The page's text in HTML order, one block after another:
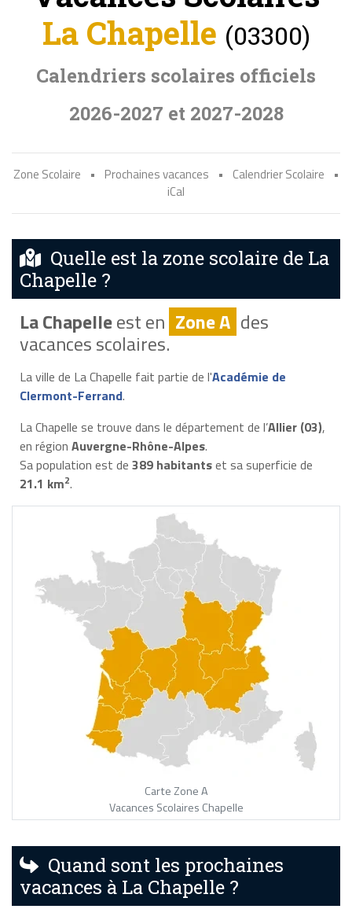
La Chapelle (03300)
Calendriers scolaires officiels
2026-2027 et 2027-2028
Zone Scolaire • Prochaines vacances • Calendrier Scolaire
•
iCal
Quelle est la zone scolaire de La
Chapelle ?
La Chapelleest en Zone A des
vacances scolaires.
La ville de La Chapelle fait partie de l'Académie de
Clermont-Ferrand.
La Chapelle se trouve dans le département de l’Allier (03),
en région Auvergne-Rhône-Alpes.
Sa population est de 389 habitantset sa superficie de
21.1 km2.
Carte Zone A
Vacances Scolaires Chapelle
Quand sont les prochaines
vacances à La Chapelle ?